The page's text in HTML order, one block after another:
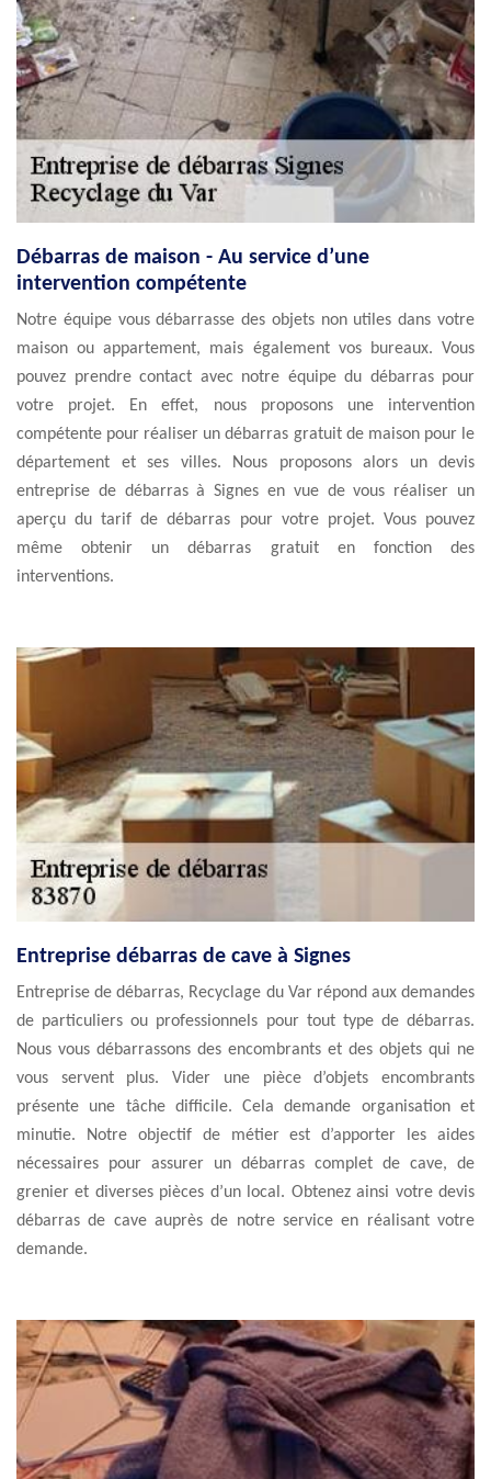
Débarras de maison - Au service d’une
intervention compétente
Notre équipe vous débarrasse des objets non utiles dans votre
maison ou appartement, mais également vos bureaux. Vous
pouvez prendre contact avec notre équipe du débarras pour
votre projet. En effet, nous proposons une intervention
compétente pour réaliser un débarras gratuit de maison pour le
département et ses villes. Nous proposons alors un devis
entreprise de débarras à Signes en vue de vous réaliser un
aperçu du tarif de débarras pour votre projet. Vous pouvez
même obtenir un débarras gratuit en fonction des
interventions.
Entreprise débarras de cave à Signes
Entreprise de débarras, Recyclage du Var répond aux demandes
de particuliers ou professionnels pour tout type de débarras.
Nous vous débarrassons des encombrants et des objets qui ne
vous servent plus. Vider une pièce d’objets encombrants
présente une tâche difficile. Cela demande organisation et
minutie. Notre objectif de métier est d’apporter les aides
nécessaires pour assurer un débarras complet de cave, de
grenier et diverses pièces d’un local. Obtenez ainsi votre devis
débarras de cave auprès de notre service en réalisant votre
demande.